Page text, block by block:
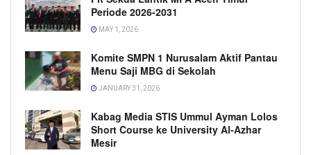
Periode 2026-2031
MAY 1, 2026
Komite SMPN 1 Nurusalam Aktif Pantau
Menu Saji MBG di Sekolah
JANUARY 31, 2026
Kabag Media STIS Ummul Ayman Lolos
Short Course ke University Al-Azhar
Mesir